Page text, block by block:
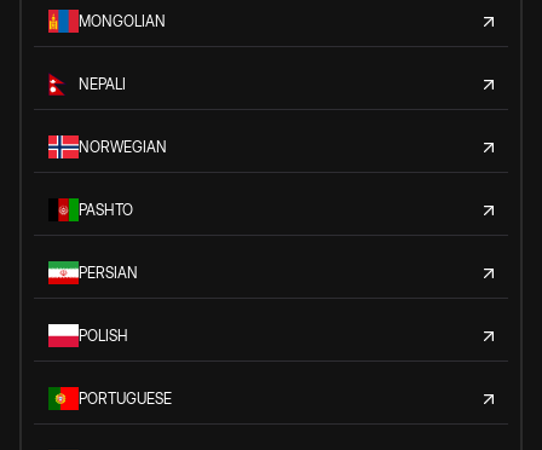
MONGOLIAN
NEPALI
NORWEGIAN
PASHTO
PERSIAN
POLISH
PORTUGUESE